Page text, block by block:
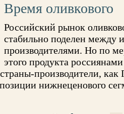
Время оливкового
Российский рынок
стабильно поделен между
производителями. Но по
этого продукта
страны-производители,
нижнеценового